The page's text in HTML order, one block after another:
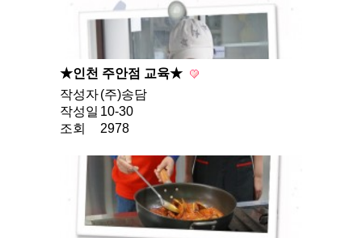
★인천 주안점 교육★
작성자(주)송담
작성일 10-30
조회
2978